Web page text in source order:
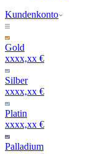
Kundenkonto
Gold
xxxx,xx €
Silber
xxxx,xx €
Platin
xxxx,xx €
Palladium